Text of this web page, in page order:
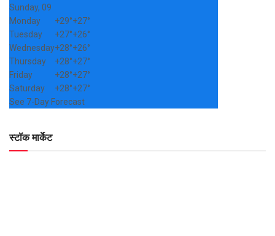
Sunday, 09
Monday
+29°+27°
Tuesday
+27°+26°
Wednesday+28°+26°
Thursday
+28°+27°
Friday
+28°+27°
Saturday
+28°+27°
See 7-Day Forecast
स्टॉक मार्केट